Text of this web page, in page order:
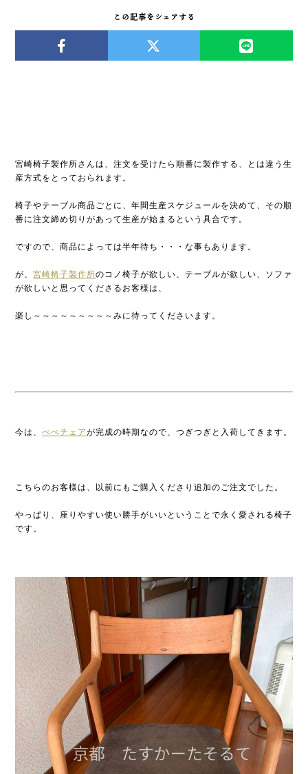
この記事をシェアする
宮崎椅子製作所さんは、注文を受けたら順番に製作する、とは違う生
産方式をとっておられます。
椅子やテーブル商品ごとに、年間生産スケジュールを決めて、その順
番に注文締め切りがあって生産が始まるという具合です。
ですので、商品によっては半年待ち・・・な事もあります。
が、宮崎椅子製作所のコノ椅子が欲しい、テーブルが欲しい、ソファ
が欲しいと思ってくださるお客様は、
楽し～～～～～～～～～みに待ってくださいます。
今は、ぺぺチェアが完成の時期なので、つぎつぎと入荷してきます。
こちらのお客様は、以前にもご購入くださり追加のご注文でした。
やっぱり、座りやすい使い勝手がいいということで永く愛される椅子
です。